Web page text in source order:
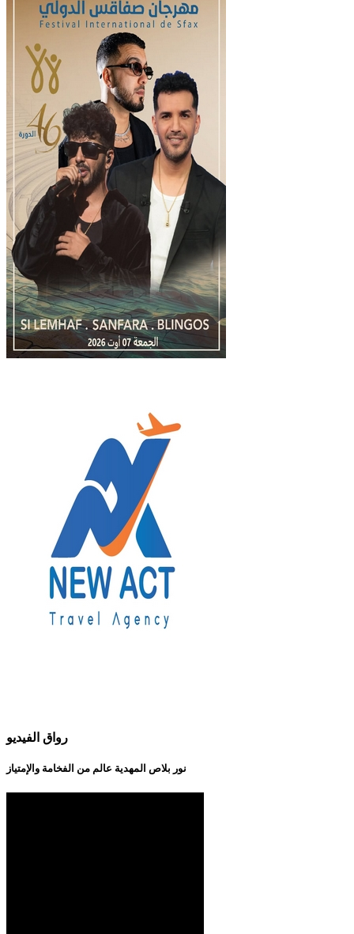
رواق الفيديو
نور بلاص المهدية عالم من الفخامة والإمتياز